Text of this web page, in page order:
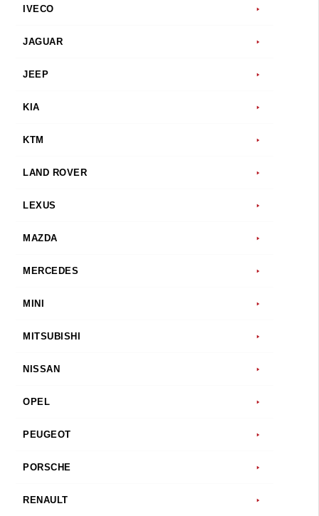
IVECO
JAGUAR
JEEP
KIA
KTM
LAND ROVER
LEXUS
MAZDA
MERCEDES
MINI
MITSUBISHI
NISSAN
OPEL
PEUGEOT
PORSCHE
RENAULT